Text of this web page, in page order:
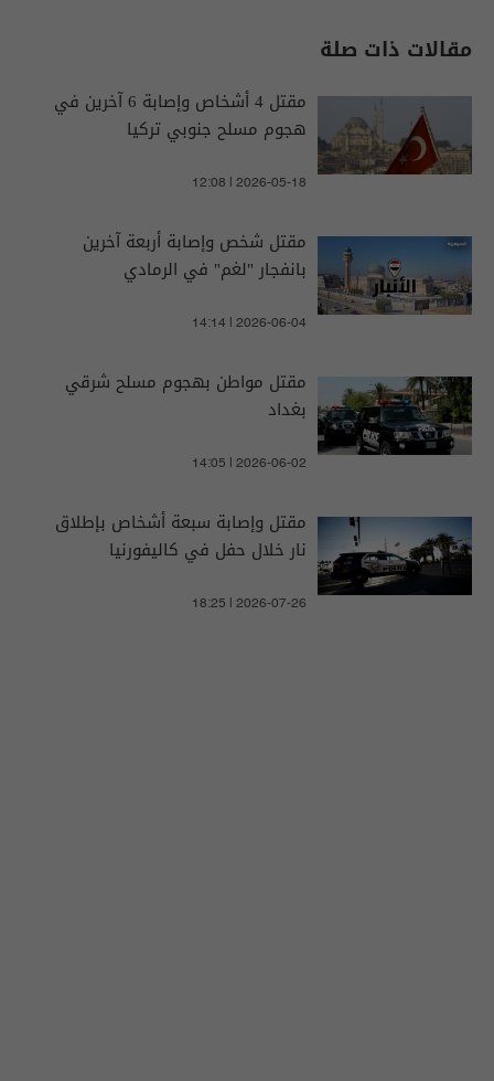
مقالات ذات صلة
مقتل 4 أشخاص وإصابة 6 آخرين في
هجوم مسلح جنوبي تركيا
12:08 | 2026-05-18
مقتل شخص وإصابة أربعة آخرين
بانفجار "لغم" في الرمادي
14:14 | 2026-06-04
مقتل مواطن بهجوم مسلح شرقي
بغداد
14:05 | 2026-06-02
مقتل وإصابة سبعة أشخاص بإطلاق
نار خلال حفل في كاليفورنيا
18:25 | 2026-07-26